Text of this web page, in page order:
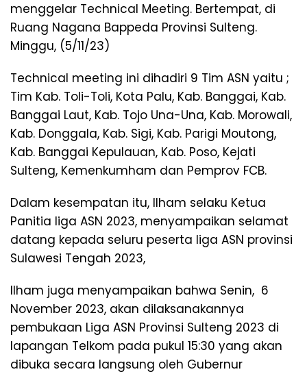
menggelar Technical Meeting. Bertempat, di
Ruang Nagana Bappeda Provinsi Sulteng.
Minggu, (5/11/23)
Technical meeting ini dihadiri 9 Tim ASN yaitu ;
Tim Kab. Toli-Toli, Kota Palu, Kab. Banggai, Kab.
Banggai Laut, Kab. Tojo Una-Una, Kab. Morowali,
Kab. Donggala, Kab. Sigi, Kab. Parigi Moutong,
Kab. Banggai Kepulauan, Kab. Poso, Kejati
Sulteng, Kemenkumham dan Pemprov FCB.
Dalam kesempatan itu, Ilham selaku Ketua
Panitia liga ASN 2023, menyampaikan selamat
datang kepada seluru peserta liga ASN provinsi
Sulawesi Tengah 2023,
Ilham juga menyampaikan bahwa Senin, 6
November 2023, akan dilaksanakannya
pembukaan Liga ASN Provinsi Sulteng 2023 di
lapangan Telkom pada pukul 15:30 yang akan
dibuka secara langsung oleh Gubernur